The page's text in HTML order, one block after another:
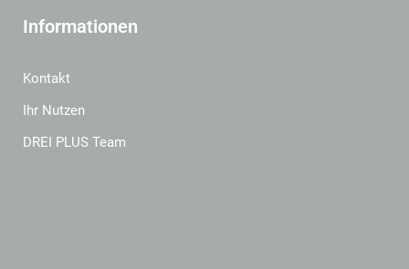
Informationen
Kontakt
Ihr Nutzen
DREI PLUS Team